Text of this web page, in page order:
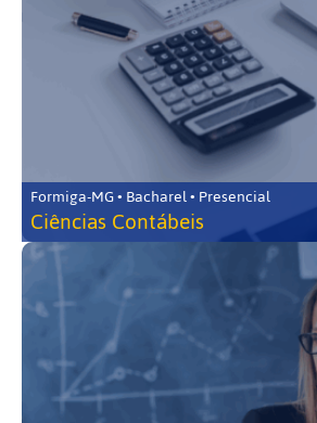
Formiga-MG • Bacharel • Presencial
Ciências Contábeis